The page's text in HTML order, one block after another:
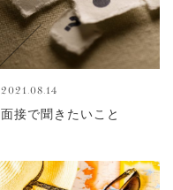
2021.08.14
面接で聞きたいこと